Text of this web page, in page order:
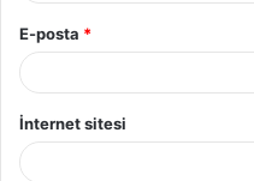
E-posta *
İnternet sitesi